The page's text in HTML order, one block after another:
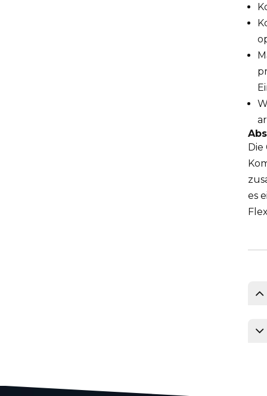
Die
es